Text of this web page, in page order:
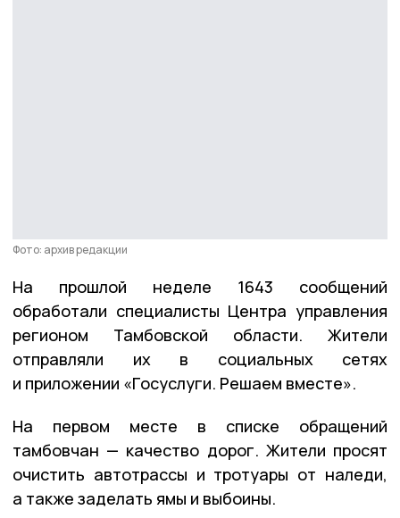
Фото: архив редакции
На прошлой неделе 1643 сообщений
обработали специалисты Центра управления
регионом Тамбовской области. Жители
отправляли их в социальных сетях
и приложении «Госуслуги. Решаем вместе».
На первом месте в списке обращений
тамбовчан — качество дорог. Жители просят
очистить автотрассы и тротуары от наледи,
а также заделать ямы и выбоины.